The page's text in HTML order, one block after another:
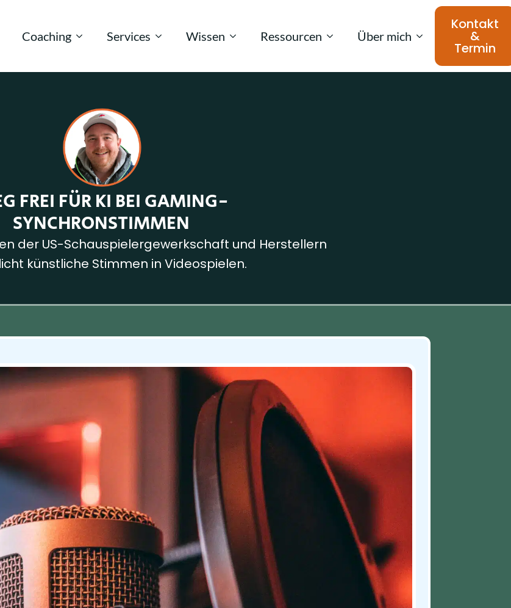
Coaching Services Wissen Ressourcen Über mich
Kontakt
&
Termin
FREI FÜR KI BEI GAMING-
SYNCHRONSTIMMEN
der US-Schauspielergewerkschaft und Herstellern
künstliche Stimmen in Videospielen.